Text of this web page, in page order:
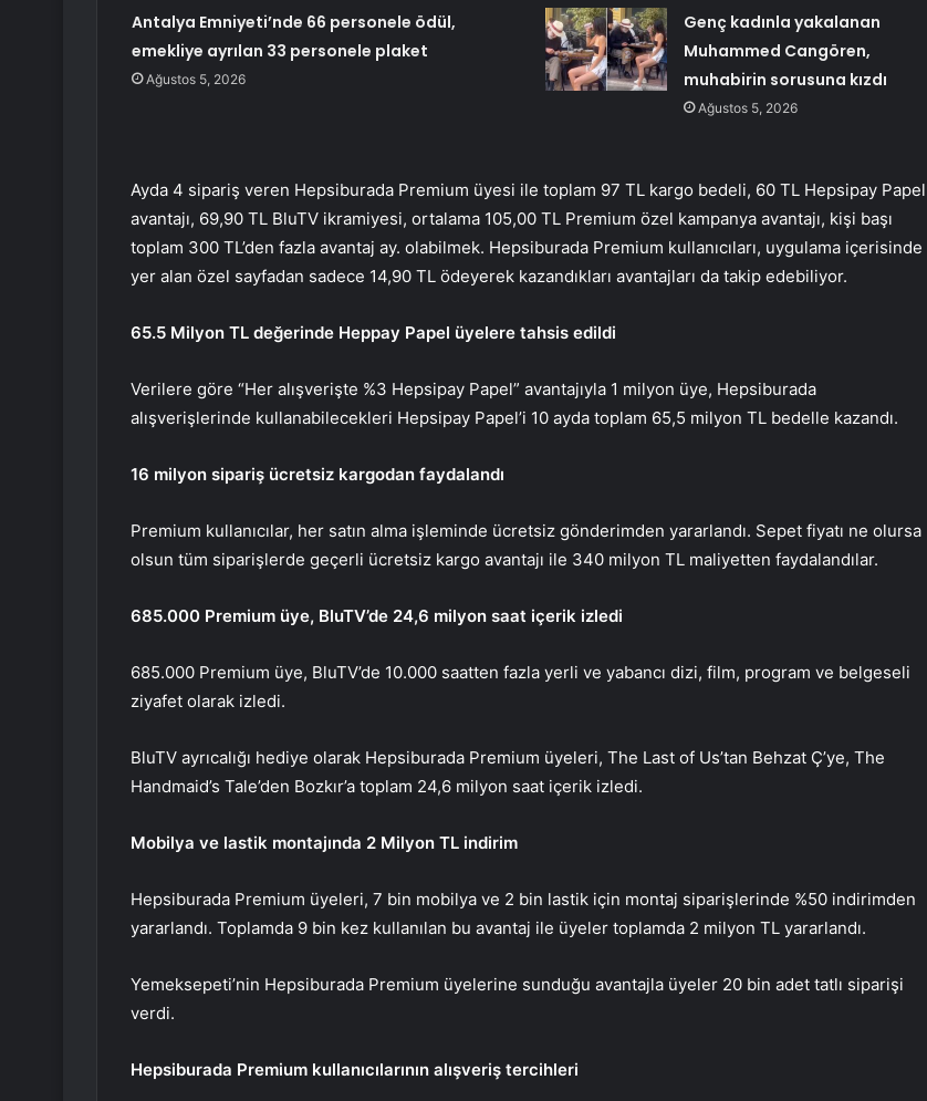
Antalya Emniyeti’nde 66 personele ödül,
emekliye ayrılan 33 personele plaket
Ağustos 5, 2026
Genç kadınla yakalanan
Muhammed Cangören,
muhabirin sorusuna kızdı
Ağustos 5, 2026
Ayda 4 sipariş veren Hepsiburada Premium üyesi ile toplam 97 TL kargo bedeli, 60 TL Hepsipay Papel
avantajı, 69,90 TL BluTV ikramiyesi, ortalama 105,00 TL Premium özel kampanya avantajı, kişi başı
toplam 300 TL’den fazla avantaj ay. olabilmek. Hepsiburada Premium kullanıcıları, uygulama içerisinde
yer alan özel sayfadan sadece 14,90 TL ödeyerek kazandıkları avantajları da takip edebiliyor.
65.5 Milyon TL değerinde Heppay Papel üyelere tahsis edildi
Verilere göre “Her alışverişte %3 Hepsipay Papel” avantajıyla 1 milyon üye, Hepsiburada
alışverişlerinde kullanabilecekleri Hepsipay Papel’i 10 ayda toplam 65,5 milyon TL bedelle kazandı.
16 milyon sipariş ücretsiz kargodan faydalandı
Premium kullanıcılar, her satın alma işleminde ücretsiz gönderimden yararlandı. Sepet fiyatı ne olursa
olsun tüm siparişlerde geçerli ücretsiz kargo avantajı ile 340 milyon TL maliyetten faydalandılar.
685.000 Premium üye, BluTV’de 24,6 milyon saat içerik izledi
685.000 Premium üye, BluTV’de 10.000 saatten fazla yerli ve yabancı dizi, film, program ve belgeseli
ziyafet olarak izledi.
BluTV ayrıcalığı hediye olarak Hepsiburada Premium üyeleri, The Last of Us’tan Behzat Ç’ye, The
Handmaid’s Tale’den Bozkır’a toplam 24,6 milyon saat içerik izledi.
Mobilya ve lastik montajında ​​2 Milyon TL indirim
Hepsiburada Premium üyeleri, 7 bin mobilya ve 2 bin lastik için montaj siparişlerinde %50 indirimden
yararlandı. Toplamda 9 bin kez kullanılan bu avantaj ile üyeler toplamda 2 milyon TL yararlandı.
Yemeksepeti’nin Hepsiburada Premium üyelerine sunduğu avantajla üyeler 20 bin adet tatlı siparişi
verdi.
Hepsiburada Premium kullanıcılarının alışveriş tercihleri